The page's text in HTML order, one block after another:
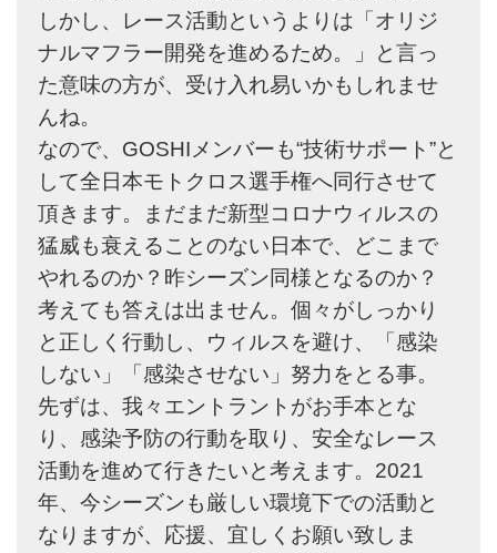
しかし、レース活動というよりは「オリジ
ナルマフラー開発を進めるため。」と言っ
た意味の方が、受け入れ易いかもしれませ
んね。
なので、GOSHIメンバーも“技術サポート”と
して全日本モトクロス選手権へ同行させて
頂きます。まだまだ新型コロナウィルスの
猛威も衰えることのない日本で、どこまで
やれるのか？昨シーズン同様となるのか？
考えても答えは出ません。個々がしっかり
と正しく行動し、ウィルスを避け、「感染
しない」「感染させない」努力をとる事。
先ずは、我々エントラントがお手本とな
り、感染予防の行動を取り、安全なレース
活動を進めて行きたいと考えます。2021
年、今シーズンも厳しい環境下での活動と
なりますが、応援、宜しくお願い致しま